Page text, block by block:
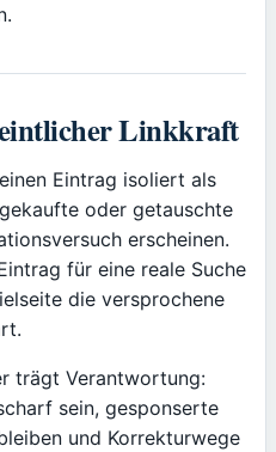
Linkkraft
Eintrag isoliert als
oder getauschte
erscheinen.
für eine reale Suche
die versprochene
trägt Verantwortung:
sein, gesponserte
und Korrekturwege